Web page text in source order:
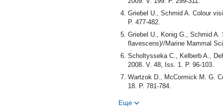
Griebel U., Schmid A. Colour
P. 477-482.
Griebel U., Konig G., Schmid
flavescens)//Marine Mammal
Scholtysseka C., Kelberb A.,
2008. V. 48, Iss. 1. P. 96-103.
Wartzok D., McCormick M. G.
18. P. 781-784.
Biochemistry. 1975. V. 52, N 2.
Еще